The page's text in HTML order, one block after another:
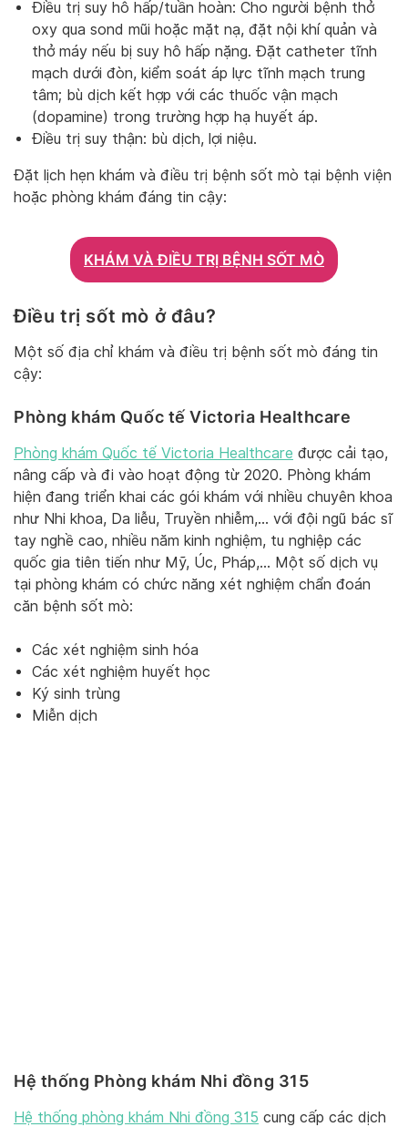
Điều trị suy hô hấp/tuần hoàn: Cho người bệnh thở
oxy qua sond mũi hoặc mặt nạ, đặt nội khí quản và
thở máy nếu bị suy hô hấp nặng. Đặt catheter tĩnh
mạch dưới đòn, kiểm soát áp lực tĩnh mạch trung
tâm; bù dịch kết hợp với các thuốc vận mạch
(dopamine) trong trường hợp hạ huyết áp.
Điều trị suy thận: bù dịch, lợi niệu.
Đặt lịch hẹn khám và điều trị bệnh sốt mò tại bệnh viện
hoặc phòng khám đáng tin cậy:
KHÁM VÀ ĐIỀU TRỊ BỆNH SỐT MÒ
Điều trị sốt mò ở đâu?
Một số địa chỉ khám và điều trị bệnh sốt mò đáng tin
cậy:
Phòng khám Quốc tế Victoria Healthcare
Phòng khám Quốc tế Victoria Healthcare được cải tạo,
nâng cấp và đi vào hoạt động từ 2020. Phòng khám
hiện đang triển khai các gói khám với nhiều chuyên khoa
như Nhi khoa, Da liễu, Truyền nhiễm,… với đội ngũ bác sĩ
tay nghề cao, nhiều năm kinh nghiệm, tu nghiệp các
quốc gia tiên tiến như Mỹ, Úc, Pháp,… Một số dịch vụ
tại phòng khám có chức năng xét nghiệm chẩn đoán
căn bệnh sốt mò:
Các xét nghiệm sinh hóa
Các xét nghiệm huyết học
Ký sinh trùng
Miễn dịch
Hệ thống Phòng khám Nhi đồng 315
Hệ thống phòng khám Nhi đồng 315 cung cấp các dịch